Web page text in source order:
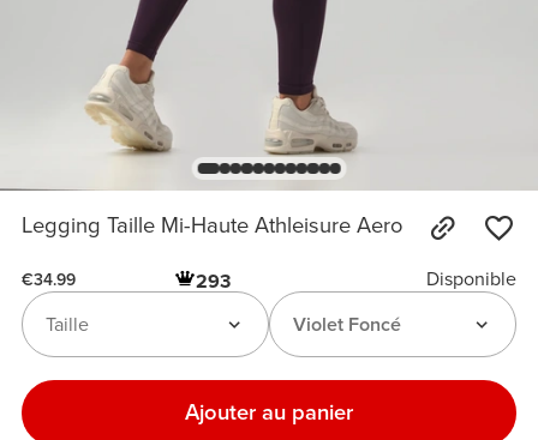
Legging Taille Mi-Haute Athleisure Aero
€34.99 293
Disponible
Violet Foncé
Taille
Ajouter au panier